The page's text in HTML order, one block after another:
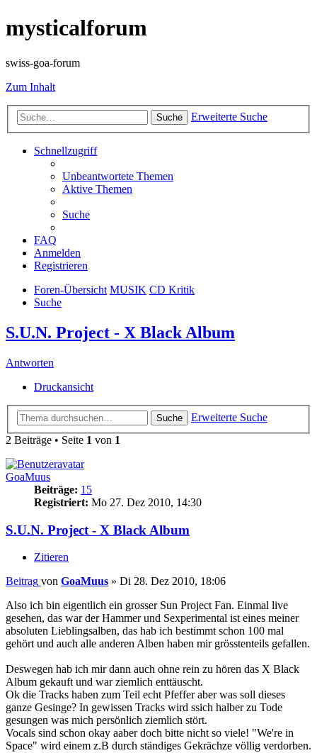
mysticalforum
swiss-goa-forum
Zum Inhalt
Suche Erweiterte Suche
Schnellzugriff
Unbeantwortete Themen
Aktive Themen
Suche
FAQ
Anmelden
Registrieren
Foren-Übersicht MUSIK CD Kritik
Suche
S.U.N. Project - X Black Album
Antworten
Druckansicht
Suche
Erweiterte Suche
2 Beiträge • Seite 1 von 1
GoaMuus
Beiträge: 15
Registriert: Mo 27. Dez 2010, 14:30
S.U.N. Project - X Black Album
Zitieren
Beitrag von GoaMuus » Di 28. Dez 2010, 18:06
Also ich bin eigentlich ein grosser Sun Project Fan. Einmal live
gesehen, das war der Hammer und Sexperimental ist eines meiner
absoluten Lieblingsalben, das hab ich bestimmt schon 100 mal
gehört und auch alle anderen Alben haben mir grösstenteils gefallen.
Deswegen hab ich mir dann auch ohne rein zu hören das X Black
Album gekauft und war ziemlich enttäuscht.
Ok die Tracks haben zum Teil echt Pfeffer aber was soll dieses
ganze Gesinge? In gewissen Tracks wird ssich halber zu Tode
gesungen was mich persönlich ziemlich stört.
Vocals sind schon okay aaber doch bitte nicht so viele! "We're in
Space" wird einem z.B durch ständiges Gekrächze völlig verdorben.